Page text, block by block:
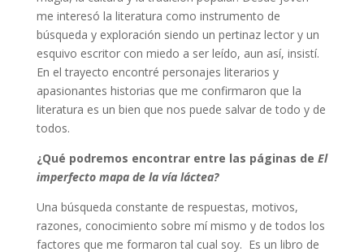
me interesó la literatura como instrumento de
búsqueda y exploración siendo un pertinaz lector y un
esquivo escritor con miedo a ser leído, aun así, insistí.
En el trayecto encontré personajes literarios y
apasionantes historias que me confirmaron que la
literatura es un bien que nos puede salvar de todo y de
todos.
¿Qué podremos encontrar entre las páginas de El
imperfecto mapa de la vía láctea?
Una búsqueda constante de respuestas, motivos,
razones, conocimiento sobre mí mismo y de todos los
factores que me formaron tal cual soy. Es un libro de